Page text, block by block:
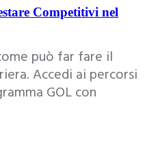
Competitivi nel
può far fare il
Accedi ai percorsi
GOL con